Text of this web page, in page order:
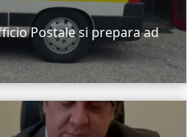
Postale si prepara ad